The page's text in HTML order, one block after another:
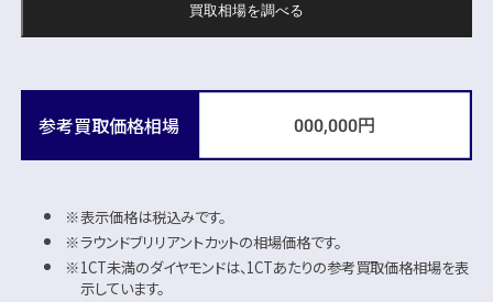
買取相場を調べる
参考買取価格相場 000,000円
表示価格は税込みです。
ラウンドブリリアントカットの相場価格です。
1CT未満のダイヤモンドは、1CTあたりの参考買取価格相場を表
示しています。